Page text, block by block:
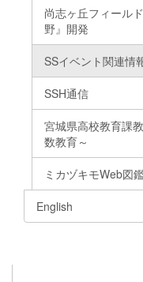
尚志ヶ丘フィール
野』開発
SSイベント関連情
SSH通信
宮城県高校教育課
数教育～
ミカヅキモWeb図
English